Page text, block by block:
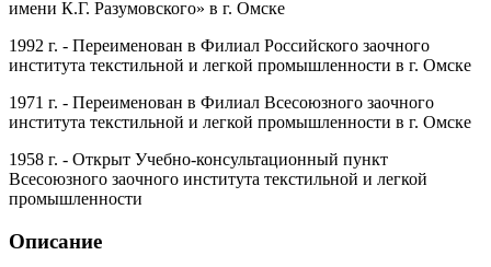
имени К.Г. Разумовского» в г. Омске
1992 г. - Переименован в Филиал Российского заочного
института текстильной и легкой промышленности в г. Омске
1971 г. - Переименован в Филиал Всесоюзного заочного
института текстильной и легкой промышленности в г. Омске
1958 г. - Открыт Учебно-консультационный пункт
Всесоюзного заочного института текстильной и легкой
промышленности
Описание